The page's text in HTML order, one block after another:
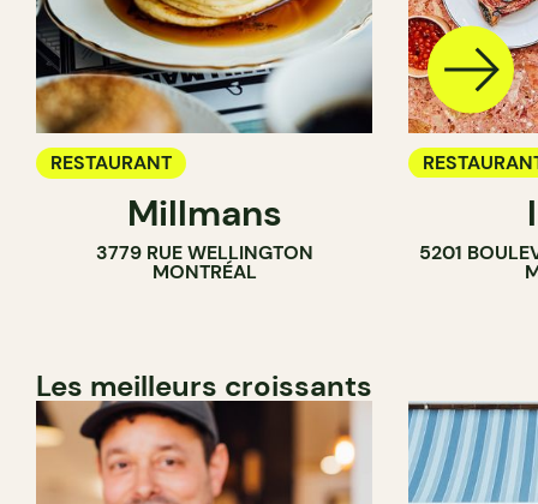
RESTAURANT
Millmans
3779 RUE WELLINGTON
MONTRÉAL
BAR À VIN
5201
Les meilleurs croissants